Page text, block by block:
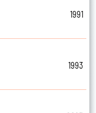
1991
1993